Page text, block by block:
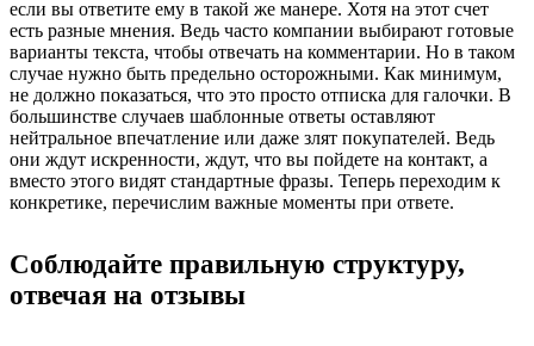
если вы ответите ему в такой же манере. Хотя на этот счет
есть разные мнения. Ведь часто компании выбирают готовые
варианты текста, чтобы отвечать на комментарии. Но в таком
случае нужно быть предельно осторожными. Как минимум,
не должно показаться, что это просто отписка для галочки. В
большинстве случаев шаблонные ответы оставляют
нейтральное впечатление или даже злят покупателей. Ведь
они ждут искренности, ждут, что вы пойдете на контакт, а
вместо этого видят стандартные фразы. Теперь переходим к
конкретике, перечислим важные моменты при ответе.
Соблюдайте правильную структуру,
отвечая на отзывы